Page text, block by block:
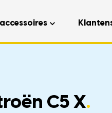
accessoires
C5 X.